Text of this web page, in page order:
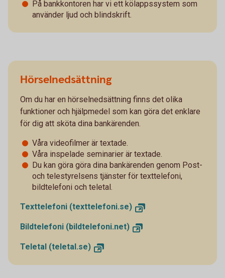
På bankkontoren har vi ett kölappssystem som
använder ljud och blindskrift.
Hörselnedsättning
Om du har en hörselnedsättning finns det olika
funktioner och hjälpmedel som kan göra det enklare
för dig att sköta dina bankärenden.
Våra videofilmer är textade.
Våra inspelade seminarier är textade.
Du kan göra göra dina bankärenden genom Post-
och telestyrelsens tjänster för texttelefoni,
bildtelefoni och teletal.
Texttelefoni (texttelefoni.se)
Bildtelefoni (bildtelefoni.net)
Teletal (teletal.se)